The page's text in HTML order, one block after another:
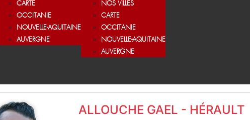
CARTE
OCCITANIE
NOUVELLE-AQUITAINE
AUVERGNE
NOS VILLES
CARTE
OCCITANIE
NOUVELLE-AQUITAINE
AUVERGNE
ALLOUCHE GAEL - HÉRAULT